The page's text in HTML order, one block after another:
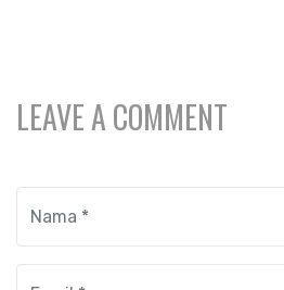
LEAVE A COMMENT